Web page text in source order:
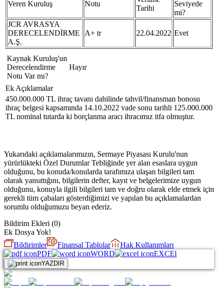
Veren Kuruluş
Notu
Tarihi
Seviyede
mi?
JCR AVRASYA
DERECELENDİRME
A.Ş.
A+ tr 22.04.2022 Evet
Kaynak Kuruluş'un
Derecelendirme
Notu Var mı?
Hayır
Ek Açıklamalar
450.000.000 TL ihraç tavanı dahilinde tahvil/finansman bonosu
ihraç belgesi kapsamında 14.10.2022 vade sonu tarihli 125.000.000
TL nominal tutarda ki borçlanma aracı ihracımız itfa olmuştur.
Yukarıdaki açıklamalarımızın, Sermaye Piyasası Kurulu'nun
yürürlükteki Özel Durumlar Tebliğinde yer alan esaslara uygun
olduğunu, bu konuda/konularda tarafımıza ulaşan bilgileri tam
olarak yansıttığını, bilgilerin defter, kayıt ve belgelerimize uygun
olduğunu, konuyla ilgili bilgileri tam ve doğru olarak elde etmek için
gerekli tüm çabaları gösterdiğimizi ve yapılan bu açıklamalardan
sorumlu olduğumuzu beyan ederiz.
Bildirim Ekleri (0)
Ek Dosya Yok!
Bildirimler
Finansal Tablolar
Hak Kullanımları
PDF
WORD EXCEl
YAZDIR